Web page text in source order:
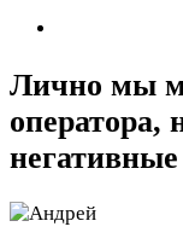
Лично мы
оператора,